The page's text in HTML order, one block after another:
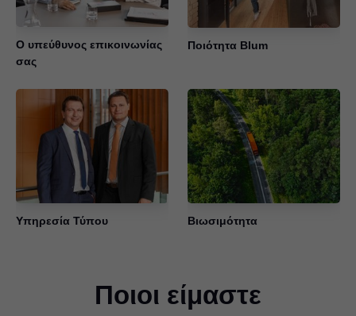
Ο υπεύθυνος επικοινωνίας
σας
Ποιότητα Blum
Υπηρεσία Τύπου Βιωσιμότητα
Ποιοι είμαστε